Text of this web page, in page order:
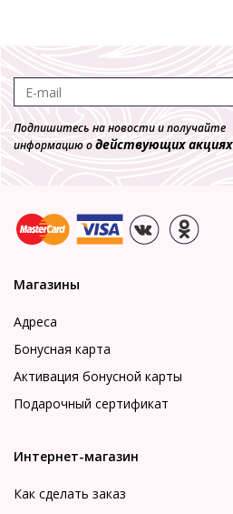
Подпишитесь на новости и получайте
информацию одействующих акциях
Магазины
Адреса
Бонусная карта
Активация бонусной карты
Подарочный сертификат
Интернет-магазин
Как сделать заказ